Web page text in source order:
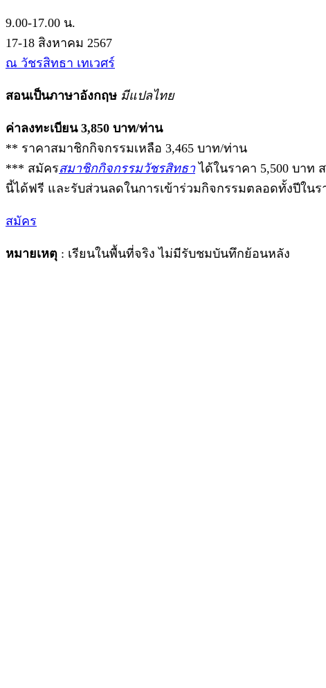
9.00-17.00 น.
17-18 สิงหาคม 2567
ณ วัชรสิทธา เทเวศร์
สอนเป็นภาษาอังกฤษ มีแปลไทย
ค่าลงทะเบียน 3,850 บาท/ท่าน
** ราคาสมาชิกกิจกรรมเหลือ 3,465 บาท/ท่าน
*** สมัครสมาชิกกิจกรรมวัชรสิทธาได้ในราคา 5,500 บาท
นี้ได้ฟรี และรับส่วนลดในการเข้าร่วมกิจกรรมตลอดทั้งปีในร
สมัคร
หมายเหตุ : เรียนในพื้นที่จริง ไม่มีรับชมบันทึกย้อนหลัง